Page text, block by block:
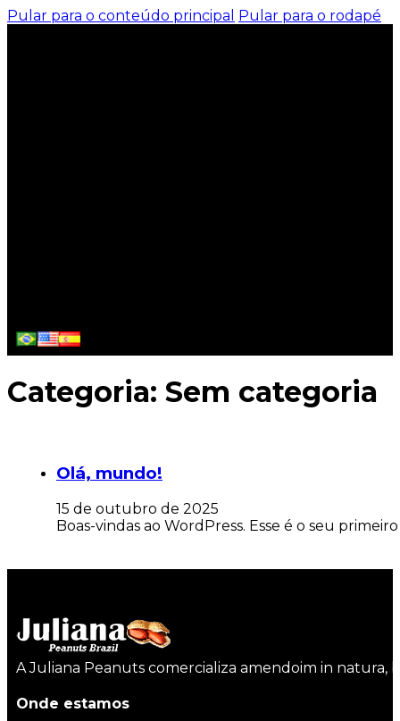
Pular para o conteúdo principal Pular para o rodapé
Categoria: Sem categoria
Olá, mundo!
15 de outubro de 2025
Boas-vindas ao WordPress. Esse é o seu
A Juliana Peanuts comercializa amendoim in natura,
Onde estamos